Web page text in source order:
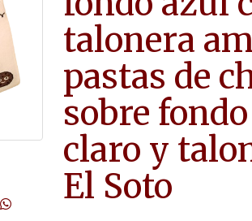
talonera
pastas de
sobre
claro y
El Soto